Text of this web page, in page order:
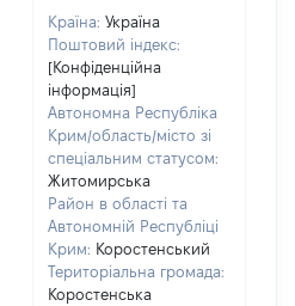
Країна: Україна
Поштовий індекс:
[Конфіденційна
інформація]
Автономна Республіка
Крим/область/місто зі
спеціальним статусом:
Житомирська
Район в області та
Автономній Республіці
Крим: Коростенський
Територіальна громада:
Коростенська